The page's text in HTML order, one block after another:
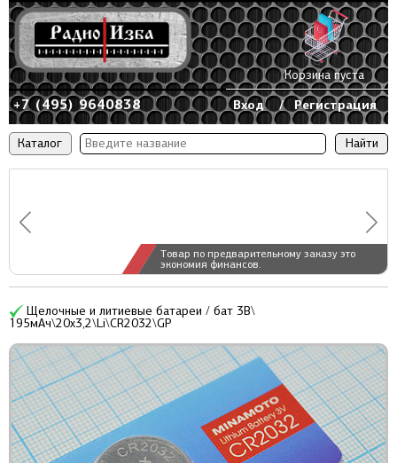
Каталог
Товар по предварительному заказу это
экономия финансов.
+7 (495) 9640838 Вход / Регистрация
Корзина пуста
Щелочные и литиевые батареи / бат 3В\
195мАч\20x3,2\Li\CR2032\GP